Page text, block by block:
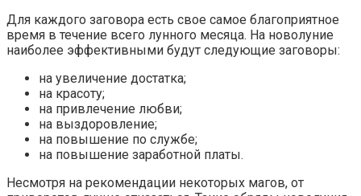
Для каждого заговора есть свое самое благоприятное
время в течение всего лунного месяца. На новолуние
наиболее эффективными будут следующие заговоры:
на увеличение достатка;
на красоту;
на привлечение любви;
на выздоровление;
на повышение по службе;
на повышение заработной платы.
Несмотря на рекомендации некоторых магов, от